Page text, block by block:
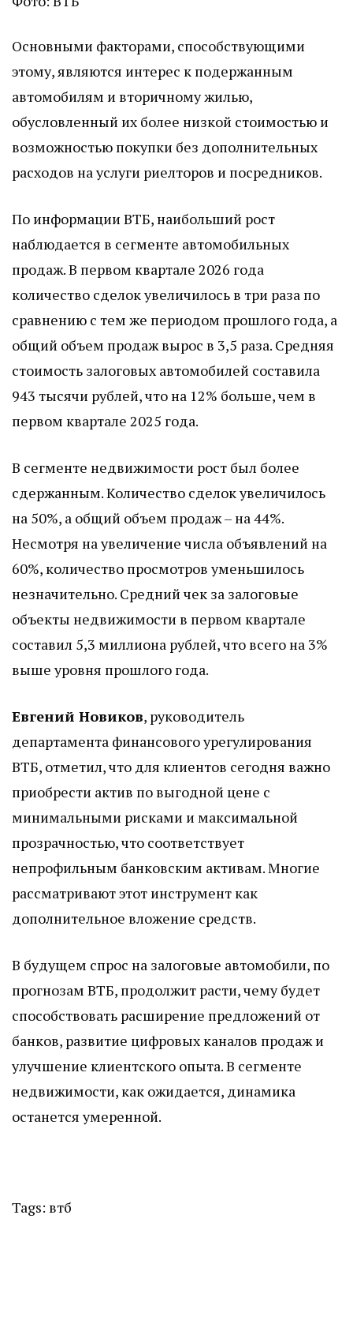
Основными факторами, способствующими
этому, являются интерес к подержанным
автомобилям и вторичному жилью,
обусловленный их более низкой стоимостью и
возможностью покупки без дополнительных
расходов на услуги риелторов и посредников.
По информации ВТБ, наибольший рост
наблюдается в сегменте автомобильных
продаж. В первом квартале 2026 года
количество сделок увеличилось в три раза по
сравнению с тем же периодом прошлого года, а
общий объем продаж вырос в 3,5 раза. Средняя
стоимость залоговых автомобилей составила
943 тысячи рублей, что на 12% больше, чем в
первом квартале 2025 года.
В сегменте недвижимости рост был более
сдержанным. Количество сделок увеличилось
на 50%, а общий объем продаж – на 44%.
Несмотря на увеличение числа объявлений на
60%, количество просмотров уменьшилось
незначительно. Средний чек за залоговые
объекты недвижимости в первом квартале
составил 5,3 миллиона рублей, что всего на 3%
выше уровня прошлого года.
Евгений Новиков, руководитель
департамента финансового урегулирования
ВТБ, отметил, что для клиентов сегодня важно
приобрести актив по выгодной цене с
минимальными рисками и максимальной
прозрачностью, что соответствует
непрофильным банковским активам. Многие
рассматривают этот инструмент как
дополнительное вложение средств.
В будущем спрос на залоговые автомобили, по
прогнозам ВТБ, продолжит расти, чему будет
способствовать расширение предложений от
банков, развитие цифровых каналов продаж и
улучшение клиентского опыта. В сегменте
недвижимости, как ожидается, динамика
останется умеренной.
Tags: втб